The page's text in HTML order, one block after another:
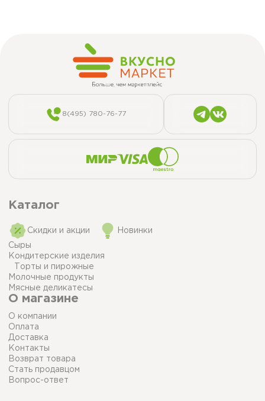
8(495) 780-76-77
Каталог
Скидки и акции Новинки
Сыры
Кондитерские изделия
Торты и пирожные
Молочные продукты
Мясные деликатесы
О магазине
О компании
Оплата
Доставка
Контакты
Возврат товара
Стать продавцом
Вопрос-ответ